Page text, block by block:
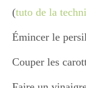
(tuto de la
Émincer le
Couper les